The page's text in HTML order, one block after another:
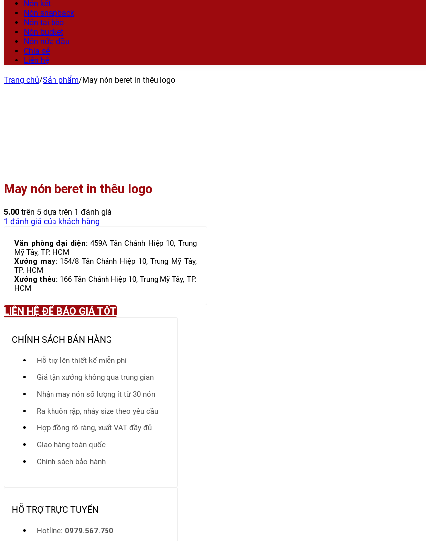
Nón kết
Nón snapback
Nón tai bèo
Nón bucket
Nón nửa đầu
Chia sẻ
Liên hệ
Trang chủ/Sản phẩm/May nón beret in thêu logo
May nón beret in thêu logo
5.00 trên 5 dựa trên 1 đánh giá
1 đánh giá của khách hàng
Văn phòng đại diện: 459A Tân Chánh Hiệp 10, Trung
Mỹ Tây, TP. HCM
Xưởng may: 154/8 Tân Chánh Hiệp 10, Trung Mỹ Tây,
TP. HCM
Xưởng thêu: 166 Tân Chánh Hiệp 10, Trung Mỹ Tây, TP.
HCM
LIÊN HỆ ĐỂ BÁO GIÁ TỐT
CHÍNH SÁCH BÁN HÀNG
Hỗ trợ lên thiết kế miễn phí
Giá tận xưởng không qua trung gian
Nhận may nón số lượng ít từ 30 nón
Ra khuôn rập, nhảy size theo yêu cầu
Hợp đồng rõ ràng, xuất VAT đầy đủ
Giao hàng toàn quốc
Chính sách bảo hành
HỖ TRỢ TRỰC TUYẾN
Hotline: 0979.567.750